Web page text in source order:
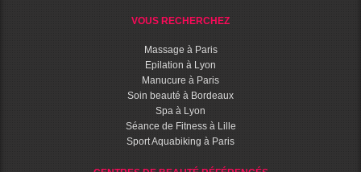
VOUS RECHERCHEZ
Massage à Paris
Epilation à Lyon
Manucure à Paris
Soin beauté à Bordeaux
Spa à Lyon
Séance de Fitness à Lille
Sport Aquabiking à Paris